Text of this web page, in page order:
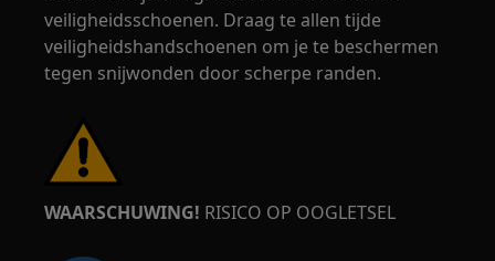
veiligheidsschoenen. Draag te allen tijde
veiligheidshandschoenen om je te beschermen
tegen snijwonden door scherpe randen.
WAARSCHUWING! RISICO OP OOGLETSEL